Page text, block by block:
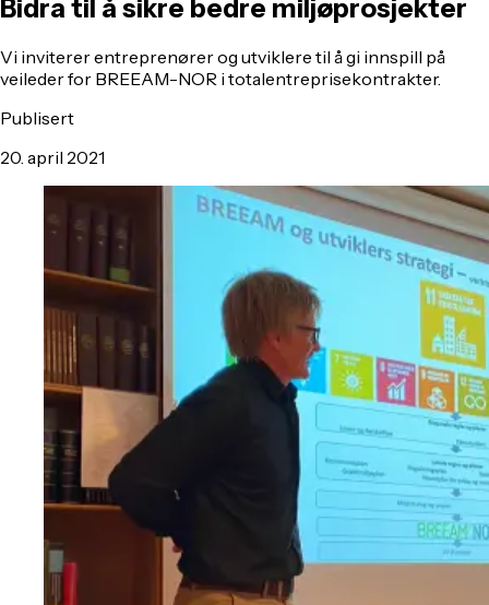
Bidra til å sikre bedre miljøprosjekter
Vi inviterer entreprenører og utviklere til å gi innspill på
veileder for BREEAM-NOR i totalentreprisekontrakter.
Publisert
20. april 2021